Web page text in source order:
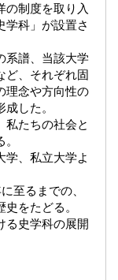
の制度を取り入
学科」が設置さ
系譜、当該大学
ど、それぞれ固
理念や方向性の
した。
私たちの社会と
学、私立大学よ
至るまでの、
をたどる。
る史学科の展開